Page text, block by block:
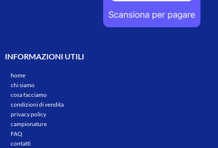
INFORMAZIONI UTILI
home
chi siamo
cosa facciamo
condizioni di vendita
privacy policy
campionature
FAQ
contatti